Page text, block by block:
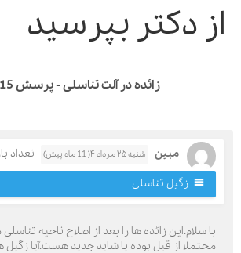
دکتر بپرسید
زائده در آلت تناسلی - پرسش 756815
مبین شنبه ۲۵ مرداد ۴( 11 ماه پیش)
تعداد بازدید: 198
زگیل تناسلی
سلام.این زائده ها را بعد از اصلاح ناحیه تناسلی
از قبل بوده یا شاید جدید هست.آیا زگیل هست؟